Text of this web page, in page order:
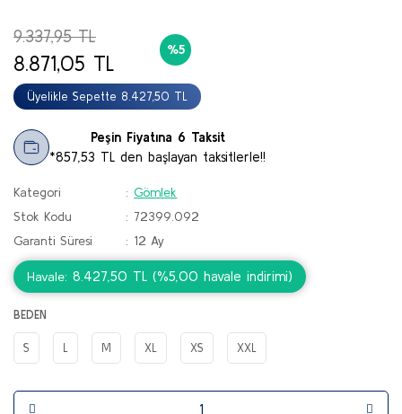
9.337,95 TL
8.871,05 TL
Üyelikle Sepette 8.427,50 TL
%5
Peşin Fiyatına 6 Taksit
*857,53 TL den başlayan taksitlerle!!
Kategori
Gömlek
Stok Kodu
72399.092
Garanti Süresi
12 Ay
Havale 8.427,50 TL (%5,00 havale indirimi)
BEDEN
S L M XL XS XXL